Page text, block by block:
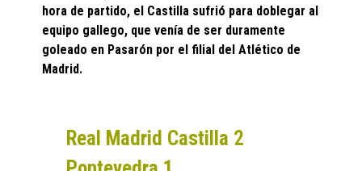
hora de partido, el Castilla sufrió para doblegar al
equipo gallego, que venía de ser duramente
goleado en Pasarón por el filial del Atlético de
Madrid.
Real Madrid Castilla 2